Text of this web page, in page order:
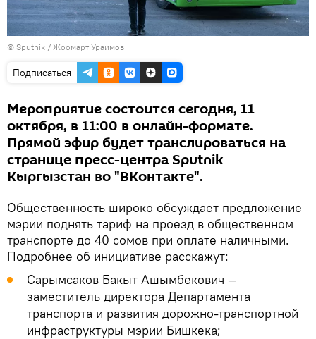
© Sputnik / Жоомарт Ураимов
Подписаться
Мероприятие состоится сегодня, 11
октября, в 11:00 в онлайн-формате.
Прямой эфир будет транслироваться на
странице пресс-центра Sputnik
Кыргызстан во "ВКонтакте".
Общественность широко обсуждает предложение
мэрии поднять тариф на проезд в общественном
транспорте до 40 сомов при оплате наличными.
Подробнее об инициативе расскажут:
Сарымсаков Бакыт Ашымбекович —
заместитель директора Департамента
транспорта и развития дорожно-транспортной
инфраструктуры мэрии Бишкека;